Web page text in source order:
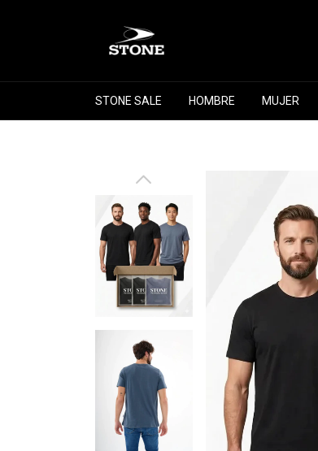
STONE SALE HOMBRE MUJER